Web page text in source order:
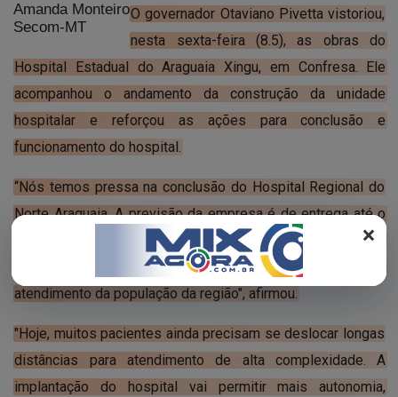
MIX AGORA TV
REGISTO
×
Amanda Monteiro
Secom-MT
O governador Otaviano Pivetta vistoriou,
nesta sexta-feira (8.5), as obras do
Hospital Estadual do Araguaia Xingu, em Confresa. Ele
acompanhou o andamento da construção da unidade
hospitalar e reforçou as ações para conclusão e
funcionamento do hospital.
“Nós temos pressa na conclusão do Hospital Regional do
Norte Araguaia. A previsão da empresa é de entrega até o
final do ano, em dezembro, e paralelamente já estamos
trabalhando na etapa de equipagem para garantir o
atendimento da população da região", afirmou.
"Hoje, muitos pacientes ainda precisam se deslocar longas
distâncias para atendimento de alta complexidade. A
implantação do hospital vai permitir mais autonomia,